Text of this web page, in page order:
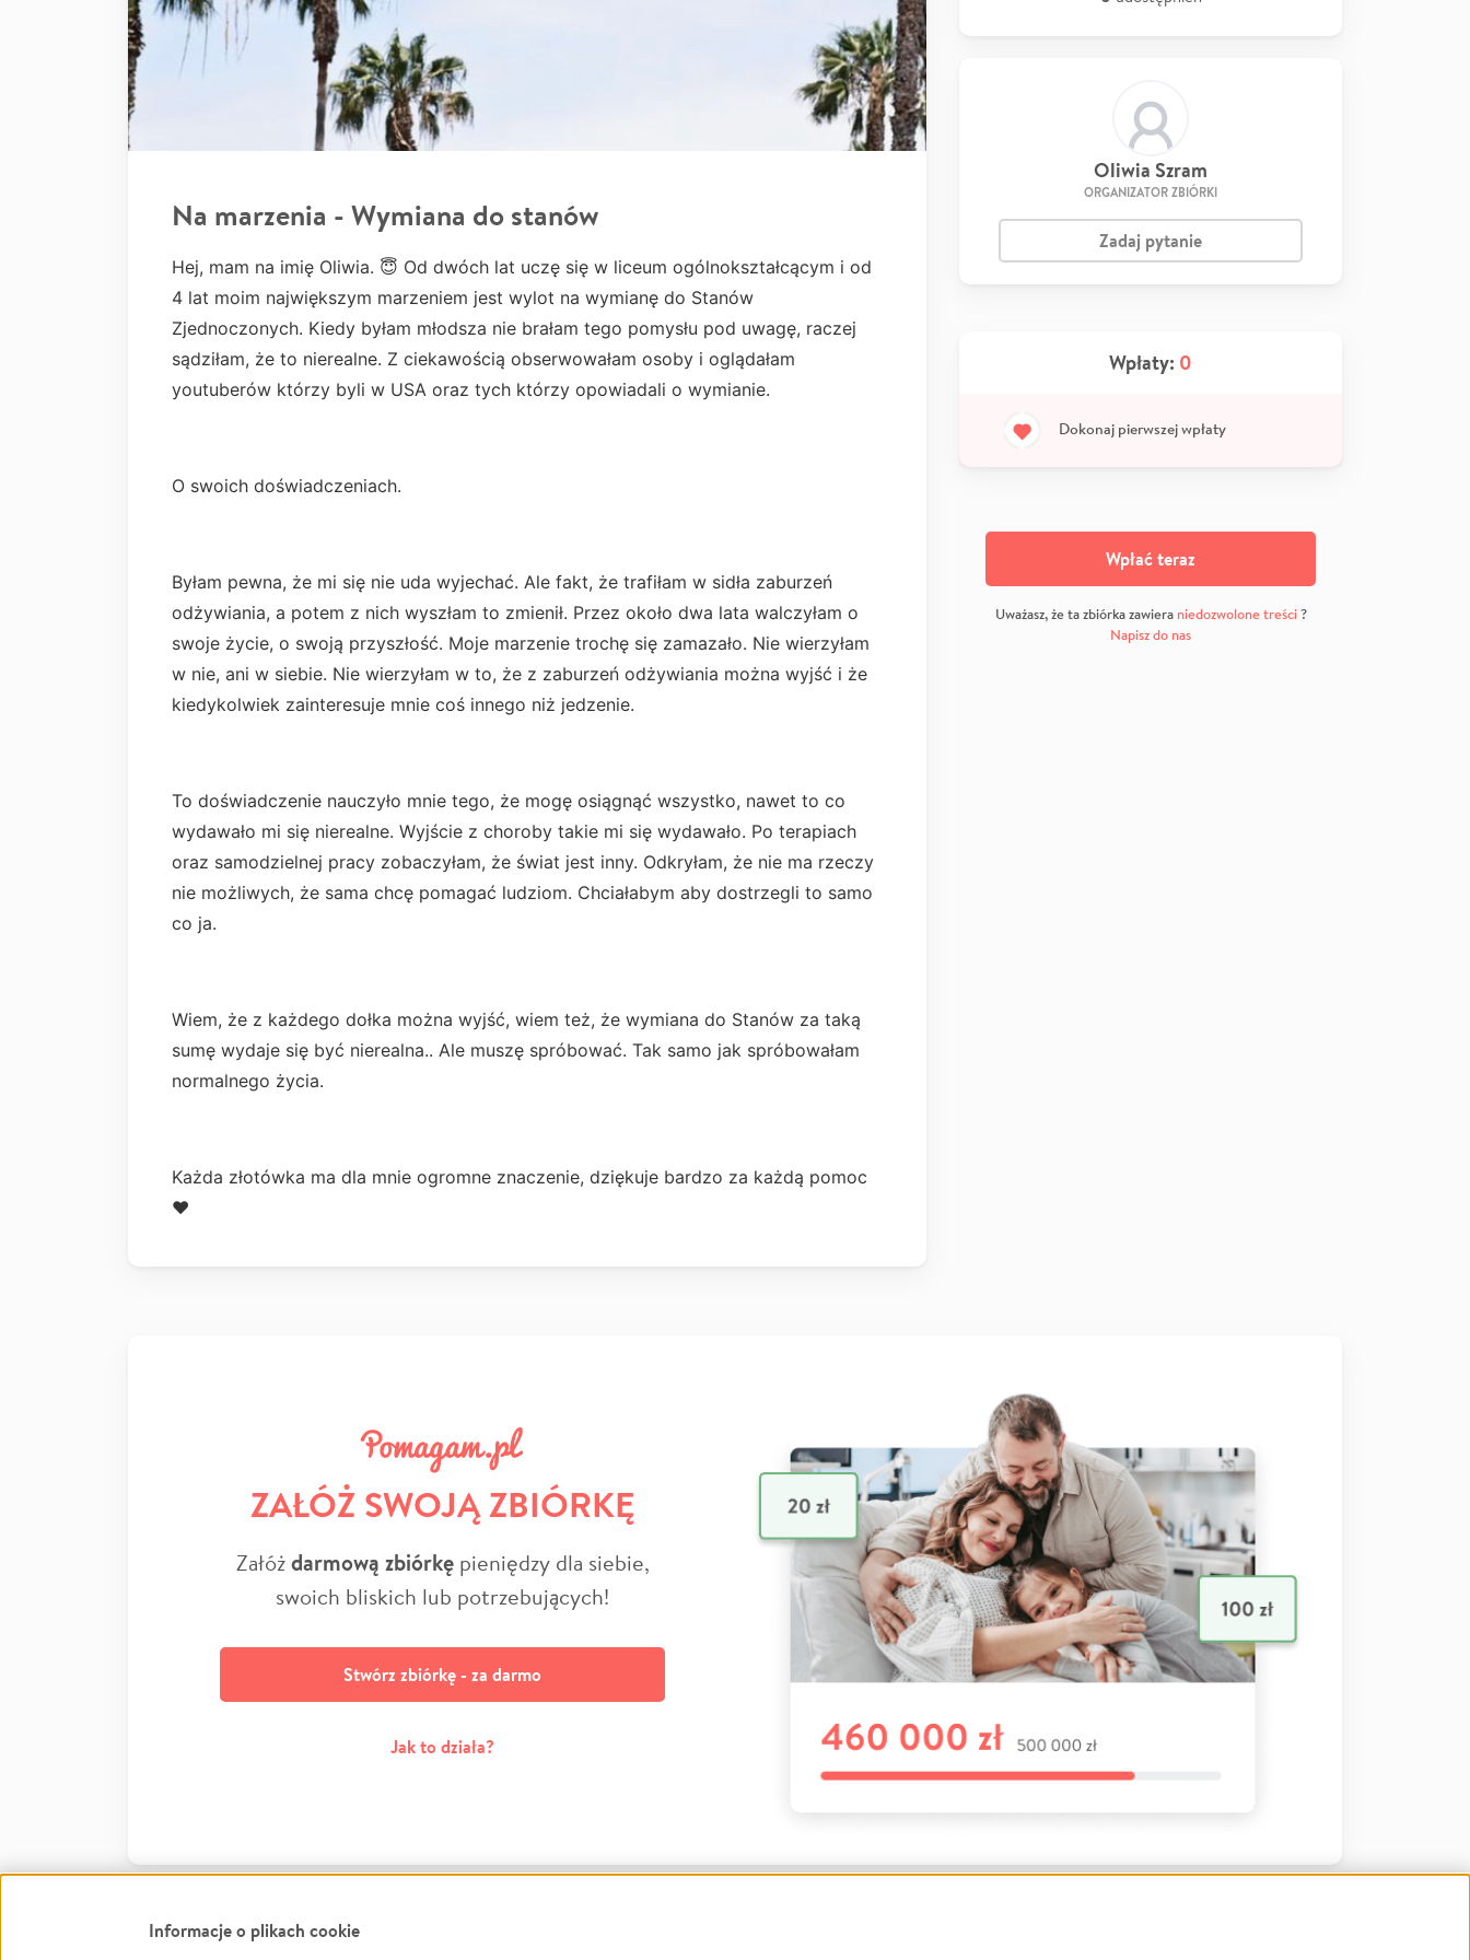
Na marzenia - Wymiana do stanów
Hej, mam na imię Oliwia. 😇 Od dwóch lat uczę się w liceum ogólnokształcącym i od
4 lat moim największym marzeniem jest wylot na wymianę do Stanów
Zjednoczonych. Kiedy byłam młodsza nie brałam tego pomysłu pod uwagę, raczej
sądziłam, że to nierealne. Z ciekawością obserwowałam osoby i oglądałam
youtuberów którzy byli w USA oraz tych którzy opowiadali o wymianie.
O swoich doświadczeniach.
Byłam pewna, że mi się nie uda wyjechać. Ale fakt, że trafiłam w sidła zaburzeń
odżywiania, a potem z nich wyszłam to zmienił. Przez około dwa lata walczyłam o
swoje życie, o swoją przyszłość. Moje marzenie trochę się zamazało. Nie wierzyłam
w nie, ani w siebie. Nie wierzyłam w to, że z zaburzeń odżywiania można wyjść i że
kiedykolwiek zainteresuje mnie coś innego niż jedzenie.
To doświadczenie nauczyło mnie tego, że mogę osiągnąć wszystko, nawet to co
wydawało mi się nierealne. Wyjście z choroby takie mi się wydawało. Po terapiach
oraz samodzielnej pracy zobaczyłam, że świat jest inny. Odkryłam, że nie ma rzeczy
nie możliwych, że sama chcę pomagać ludziom. Chciałabym aby dostrzegli to samo
co ja.
Wiem, że z każdego dołka można wyjść, wiem też, że wymiana do Stanów za taką
sumę wydaje się być nierealna.. Ale muszę spróbować. Tak samo jak spróbowałam
normalnego życia.
Każda złotówka ma dla mnie ogromne znaczenie, dziękuje bardzo za każdą pomoc
❤️
Oliwia Szram
ORGANIZATOR ZBIÓRKI
Zadaj pytanie
Wpłaty: 0
Dokonaj pierwszej wpłaty
Wpłać teraz
Uważasz, że ta zbiórka zawiera niedozwolone treści?
Napisz do nas
ZAŁÓŻ SWOJĄ ZBIÓRKĘ
Załóżdarmową zbiórkępieniędzy dla siebie,
swoich bliskich lub potrzebujących!
Stwórz zbiórkę - za darmo
Jak to działa?
Informacje o plikach cookie